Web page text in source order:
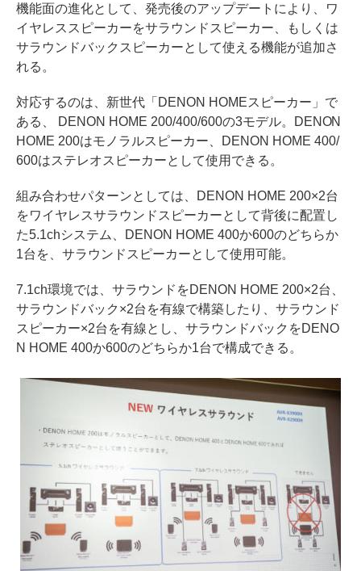
機能面の進化として、発売後のアップデートにより、ワ
イヤレススピーカーをサラウンドスピーカー、もしくは
サラウンドバックスピーカーとして使える機能が追加さ
れる。
対応するのは、新世代「DENON HOMEスピーカー」で
ある、 DENON HOME 200/400/600の3モデル。DENON
HOME 200はモノラルスピーカー、DENON HOME 400/
600はステレオスピーカーとして使用できる。
組み合わせパターンとしては、DENON HOME 200×2台
をワイヤレスサラウンドスピーカーとして背後に配置し
た5.1chシステム、DENON HOME 400か600のどちらか
1台を、サラウンドスピーカーとして使用可能。
7.1ch環境では、サラウンドをDENON HOME 200×2台、
サラウンドバック×2台を有線で構築したり、サラウンド
スピーカー×2台を有線とし、サラウンドバックをDENO
N HOME 400か600のどちらか1台で構成できる。